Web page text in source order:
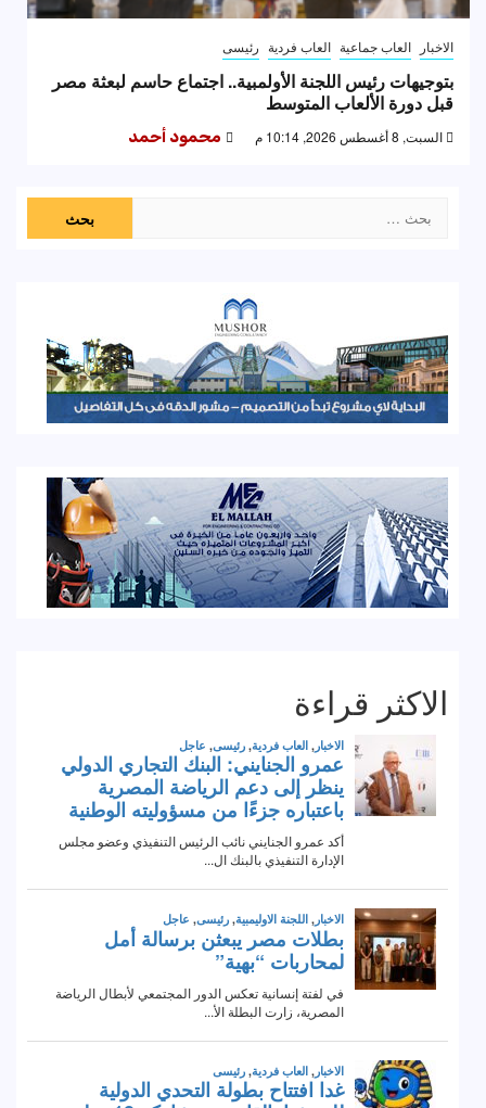
الاخبار العاب جماعية العاب فردية رئيسى
بتوجيهات رئيس اللجنة الأولمبية.. اجتماع حاسم لبعثة مصر
قبل دورة الألعاب المتوسط
السبت, 8 أغسطس 2026, 10:14 م محمود أحمد
عن:
الاكثر قراءة